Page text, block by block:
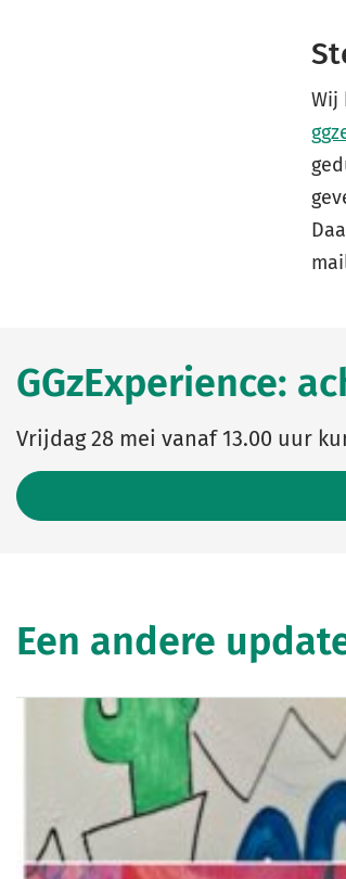
Wij
GGzExperience:
Vrijdag 28 mei vanaf 13.00 uur
Een andere